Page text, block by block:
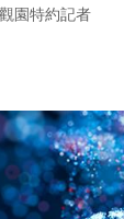
園特約記者